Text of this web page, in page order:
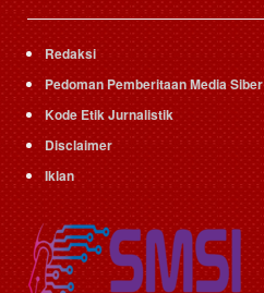
Redaksi
Pedoman Pemberitaan Media Siber
Kode Etik Jurnalistik
Disclaimer
Iklan